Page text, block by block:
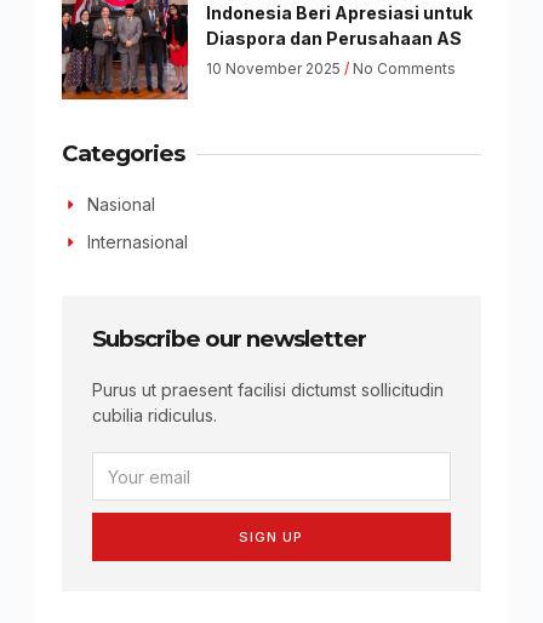
Indonesia Beri Apresiasi untuk
Diaspora dan Perusahaan AS
10 November 2025 No Comments
Categories
Nasional
Internasional
Subscribe our newsletter
Purus ut praesent facilisi dictumst sollicitudin
cubilia ridiculus.
SIGN UP